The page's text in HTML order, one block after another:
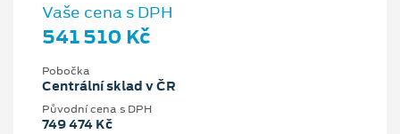
Vaše cena s DPH
541 510 Kč
Pobočka
Centrální sklad v ČR
Původní cena s DPH
749 474 Kč